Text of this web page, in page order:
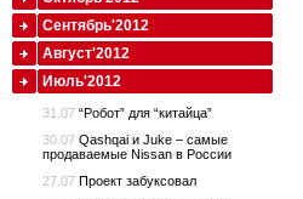
Сентябрь'2012
Август'2012
Июль'2012
31.07 “Робот” для “китайца”
30.07 Qashqai и Juke – самые
продаваемые Nissan в России
27.07 Проект забуксовал